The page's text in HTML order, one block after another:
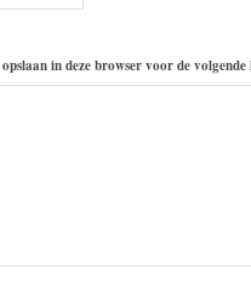
in deze browser voor de